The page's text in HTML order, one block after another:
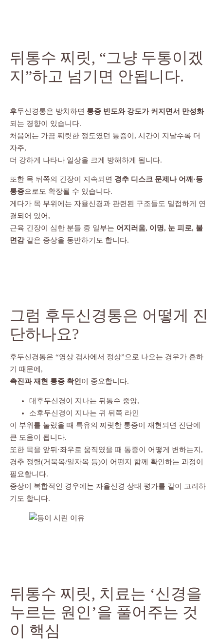
뒤통수 찌릿, “그냥 두통이겠
지”하고 넘기면 안됩니다.
후두신경통은 방치하면 통증 빈도와 강도가 커지면서 만성화
되는 경향이 있습니다.
처음에는 가끔 찌릿한 정도였던 통증이, 시간이 지날수록 더
자주,
더 강하게 나타나 일상을 크게 방해하게 됩니다.
또한 목 뒤쪽의 긴장이 지속되면 경추 디스크 문제나 어깨·등
통증으로도 확장될 수 있습니다.
게다가 목 부위에는 자율신경과 관련된 구조들도 밀접하게 연
결되어 있어,
근육 긴장이 심한 분들 중 일부는 어지러움, 이명, 눈 피로, 불
면감같은 증상을 동반하기도 합니다.
그럼 후두신경통은 어떻게 진
단하나요?
후두신경통은 “영상 검사에서 정상”으로 나오는 경우가 흔하
기 때문에,
촉진과 재현 통증 확인이 중요합니다.
대후두신경이 지나는 뒤통수 중앙,
소후두신경이 지나는 귀 뒤쪽 라인
이 부위를 눌렀을 때 특유의 찌릿한 통증이 재현되면 진단에
큰 도움이 됩니다.
또한 목을 앞뒤·좌우로 움직였을 때 통증이 어떻게 변하는지,
경추 정렬(거북목/일자목 등)이 어떤지 함께 확인하는 과정이
필요합니다.
증상이 복합적인 경우에는 자율신경 상태 평가를 같이 고려하
기도 합니다.
뒤통수 찌릿, 치료는 ‘신경을
누르는 원인’을 풀어주는 것
이 핵심